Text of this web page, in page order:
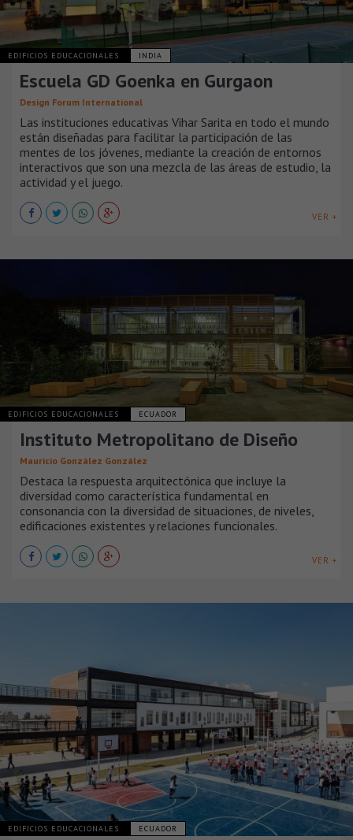
EDIFICIOS EDUCACIONALES INDIA
Escuela GD Goenka en Gurgaon
Design Forum International
Las instituciones educativas Vihar Sarita en todo el mundo
están diseñadas para facilitar la participación de las
mentes de los jóvenes, mediante la creación de entornos
interactivos que son una mezcla de las áreas de estudio, la
actividad y el juego.
VER +
EDIFICIOS EDUCACIONALES ECUADOR
Instituto Metropolitano de Diseño
Mauricio González González
Destaca la respuesta arquitectónica que incluye la
diversidad como característica fundamental en
consonancia con la diversidad de situaciones, de niveles,
edificaciones existentes y relaciones funcionales.
VER +
EDIFICIOS EDUCACIONALES ECUADOR